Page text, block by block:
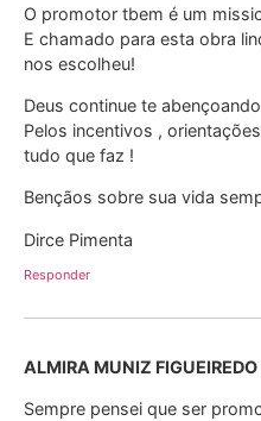
O promotor tbem é um
E chamado para esta obra
nos escolheu!
Deus continue te
Pelos incentivos ,
tudo que faz !
Bençãos sobre sua vida
Dirce Pimenta
Responder
ALMIRA MUNIZ FIGUEIREDO
Sempre pensei que ser